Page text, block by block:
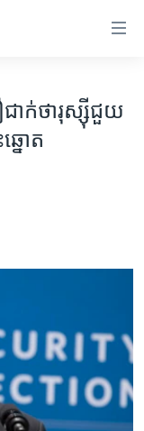
ាក់​ថារុស្ស៊ី​​ជួយ​
នោត